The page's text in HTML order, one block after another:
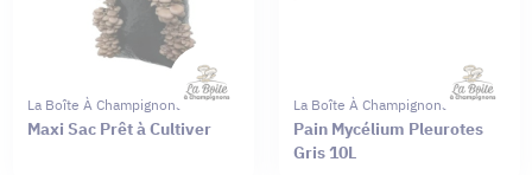
La Boîte À Champignons
Maxi Sac Prêt à Cultiver
La Boîte À Champignons
Pain Mycélium Pleurotes
Gris 10L